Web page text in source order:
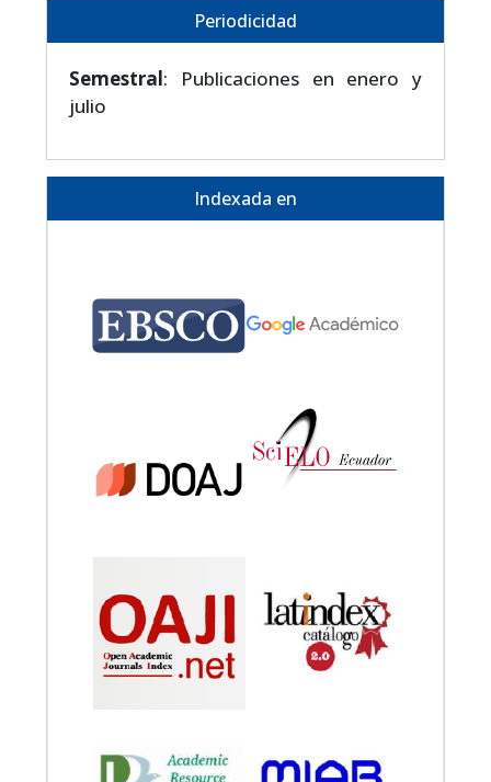
Periodicidad
Semestral: Publicaciones en enero y
julio
Indexada en